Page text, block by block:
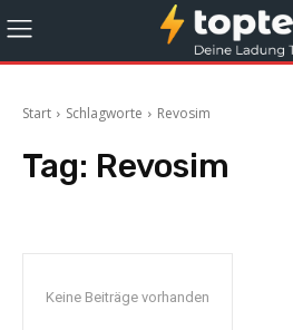
Start Schlagworte Revosim
Tag: Revosim
Keine Beiträge vorhanden